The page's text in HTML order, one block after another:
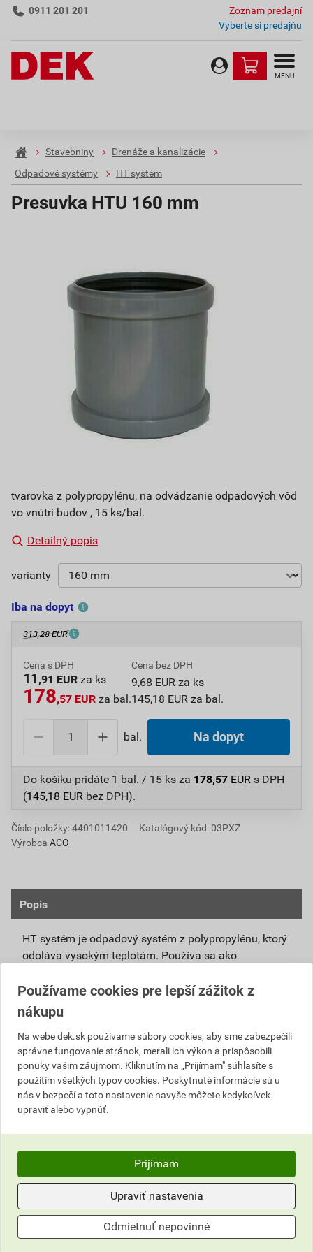
0911 201 201
Zoznam predajní
Vyberte si predajňu
MENU
Stavebniny
Drenáže a kanalizácie
Odpadové systémy
HT systém
Presuvka HTU 160 mm
tvarovka z polypropylénu, na odvádzanie odpadových vôd
vo vnútri budov , 15 ks/bal.
Detailný popis
varianty
Iba na dopyt
313,28 EUR
Cena s DPH
11 ,91 EUR za ks
178,57 EUR za bal.
Cena bez DPH
9,68 EUR za ks
145,18 EUR za bal.
bal. Na dopyt
Do košíku pridáte 1 bal. / 15 ks za 178,57 EUR s DPH
(145,18 EUR bez DPH).
Číslo položky:4401011420
Katalógový kód: 03PXZ
Výrobca ACO
Popis
HT systém je odpadový systém z polypropylénu, ktorý
odoláva vysokým teplotám. Používa sa ako
vnútri budov pri vyššom teplotnom alebo chemickom
zaťažení bez nároku na zníženú horľavosť. Výhody:
vysoké úžitkové vlastnosti – ohľad na vysoké
mechanické, hygienické a ekologické
požiadavky,
bezpečná prevádzka, nízke riziko zanášania –
hrdlový spoj je tesnený viacnásobným tesniacim
elementom, ktorý zaisťuje aj dlhodobú pružnosť
spoja,
životnosť až 100 rokov – vyrábaný z
polypropylénu, ktorý má vysokú húževnatosť,
dlhodobú teplotnú aj chemickú stabilitu,
univerzálne použitie,
jednoduchá montáž,
100% recyklovateľnosť,
Používame cookies pre lepší zážitok z
nákupu
Na webe dek.sk používame súbory cookies, aby sme zabezpečili
správne fungovanie stránok, merali ich výkon a prispôsobili
ponuky vašim záujmom. Kliknutím na „Prijímam" súhlasíte s
použitím všetkých typov cookies. Poskytnuté informácie sú u
nás v bezpečí a toto nastavenie navyše môžete kedykoľvek
upraviť alebo vypnúť.
Prijímam
Upraviť nastavenia
Odmietnuť nepovinné